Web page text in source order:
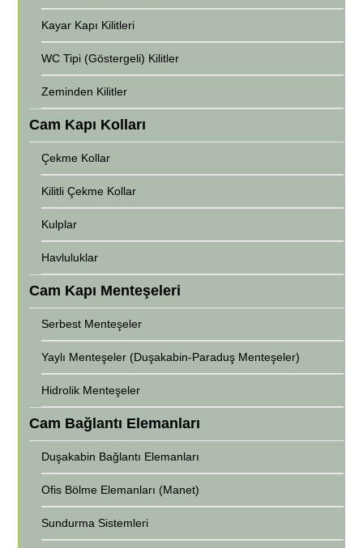
Kayar Kapı Kilitleri
WC Tipi (Göstergeli) Kilitler
Zeminden Kilitler
Cam Kapı Kolları
Çekme Kollar
Kilitli Çekme Kollar
Kulplar
Havluluklar
Cam Kapı Menteşeleri
Serbest Menteşeler
Yaylı Menteşeler (Duşakabin-Paraduş Menteşeler)
Hidrolik Menteşeler
Cam Bağlantı Elemanları
Duşakabin Bağlantı Elemanları
Ofis Bölme Elemanları (Manet)
Sundurma Sistemleri